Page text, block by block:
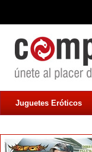
Juguetes Eróticos